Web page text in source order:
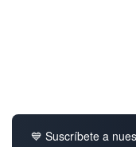
💙 Suscríbete a